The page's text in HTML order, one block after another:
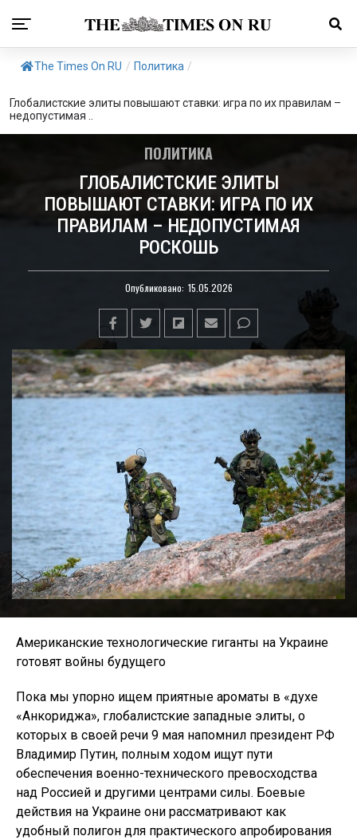
The Times On RU / Политика /
Глобалистские элиты повышают ставки: игра по их правилам –
недопустимая ..
ПОЛИТИКА
ГЛОБАЛИСТСКИЕ ЭЛИТЫ
ПОВЫШАЮТ СТАВКИ: ИГРА ПО ИХ
ПРАВИЛАМ – НЕДОПУСТИМАЯ
РОСКОШЬ
Опубликовано: 15.05.2026
Американские технологические гиганты на Украине
готовят войны будущего
Пока мы упорно ищем приятные ароматы в «духе
«Анкориджа», глобалистские западные элиты, о
которых в своей речи 9 мая напомнил президент РФ
Владимир Путин, полным ходом ищут пути
обеспечения военно-технического превосходства
над Россией и другими центрами силы. Боевые
действия на Украине они рассматривают как
удобный полигон для практического апробирования